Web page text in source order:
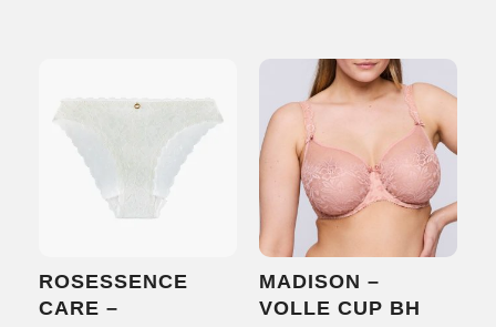
variaties.
Deze
optie
kan
gekozen
worden
op
de
productpagina
ROSESSENCE
CARE –
MADISON –
VOLLE CUP BH